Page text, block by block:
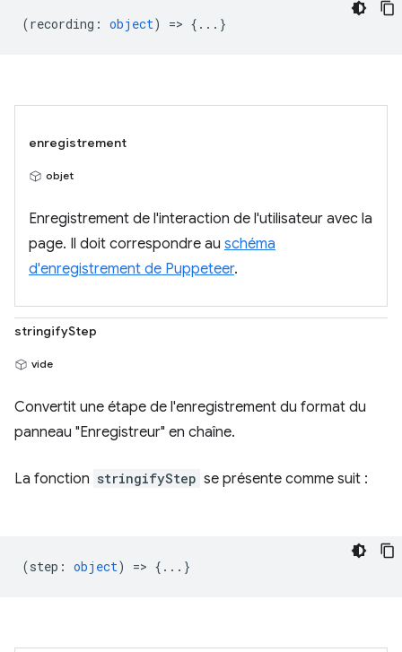
(recording : object) => {...}
enregistrement
objet
Enregistrement de l'interaction de l'utilisateur avec la
page. Il doit correspondre au schéma
d'enregistrement de Puppeteer.
stringifyStep
vide
Convertit une étape de l'enregistrement du format du
panneau "Enregistreur" en chaîne.
La fonction stringifyStep se présente comme suit :
(step : object) => {...}